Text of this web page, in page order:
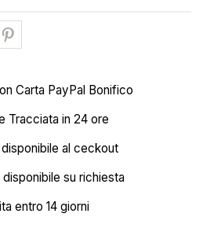
Carta PayPal Bonifico
Tracciata in 24 ore
al ceckout
su richiesta
entro 14 giorni